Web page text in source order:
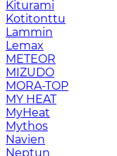
Kiturami
Kotitonttu
Lammin
Lemax
METEOR
MIZUDO
MORA-TOP
MY HEAT
MyHeat
Mythos
Navien
Neptun